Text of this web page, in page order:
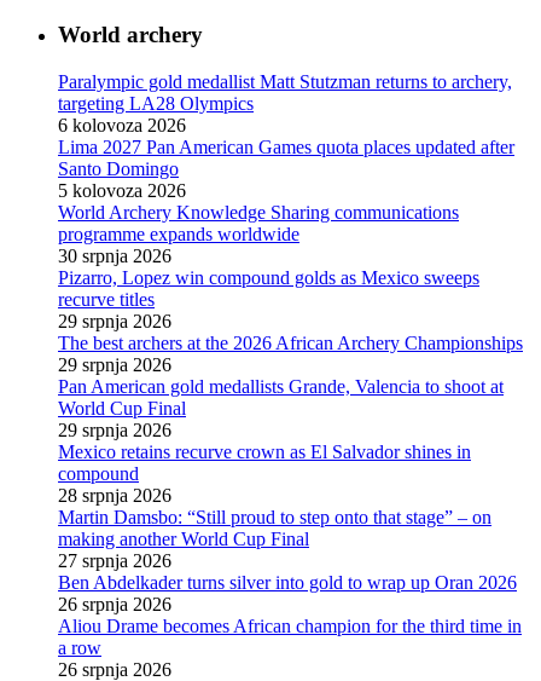
World archery
Paralympic gold medallist Matt Stutzman returns to archery,
targeting LA28 Olympics
6 kolovoza 2026
Lima 2027 Pan American Games quota places updated after
Santo Domingo
5 kolovoza 2026
World Archery Knowledge Sharing communications
programme expands worldwide
30 srpnja 2026
Pizarro, Lopez win compound golds as Mexico sweeps
recurve titles
29 srpnja 2026
The best archers at the 2026 African Archery Championships
29 srpnja 2026
Pan American gold medallists Grande, Valencia to shoot at
World Cup Final
29 srpnja 2026
Mexico retains recurve crown as El Salvador shines in
compound
28 srpnja 2026
Martin Damsbo: “Still proud to step onto that stage” – on
making another World Cup Final
27 srpnja 2026
Ben Abdelkader turns silver into gold to wrap up Oran 2026
26 srpnja 2026
Aliou Drame becomes African champion for the third time in
a row
26 srpnja 2026